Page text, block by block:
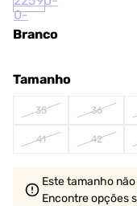
Branco
Tamanho
35 36
41 42
Este tamanho
Encontre opções